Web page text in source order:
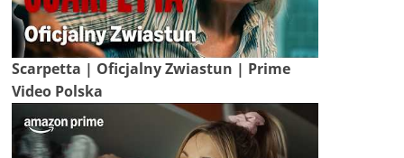
Scarpetta | Oficjalny Zwiastun | Prime
Video Polska